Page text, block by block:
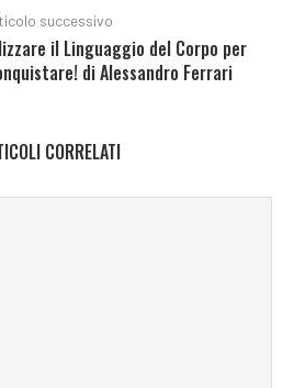
successivo
il Linguaggio del Corpo per
di Alessandro Ferrari
CORRELATI